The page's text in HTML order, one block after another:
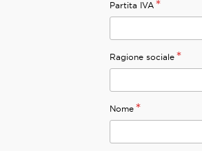
Partita IVA *
Ragione sociale *
Nome *